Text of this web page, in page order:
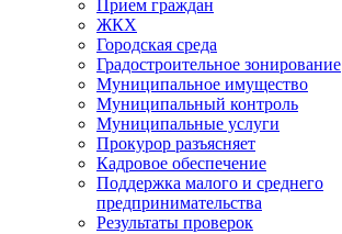
Прием граждан
ЖКХ
Городская среда
Градостроительное зонирование
Муниципальное имущество
Муниципальный контроль
Муниципальные услуги
Прокурор разъясняет
Кадровое обеспечение
Поддержка малого и среднего
предпринимательства
Результаты проверок